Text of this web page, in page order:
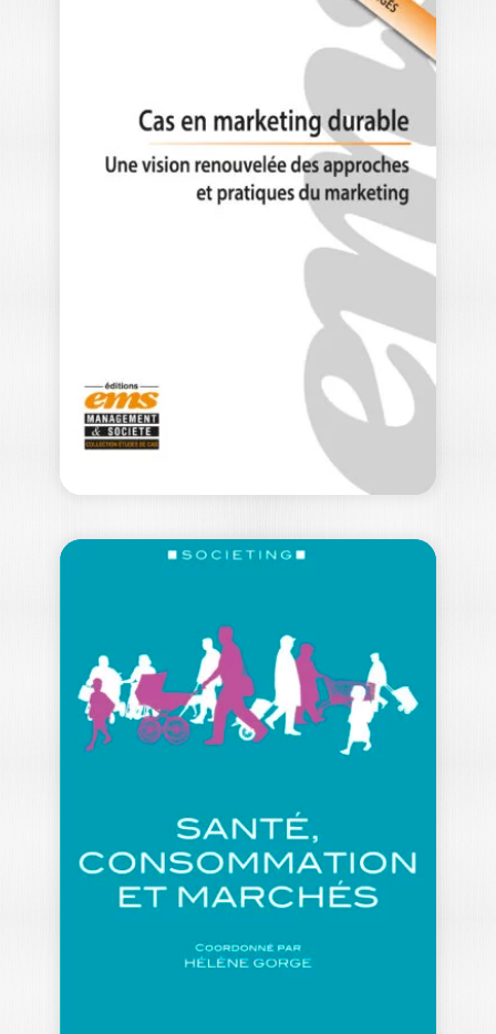
DÉCISIONS
MARKETING –
N°110 Avril-Juin 2023 30e anniversaire
/ Editorial Décisions Marketing, 30 ans
30,00 €
DURABLE
SIHEM DEKHILI| FANNY RENIOU
catégorie "Manuel de l’Enseignement
Supérieur" Les enjeux